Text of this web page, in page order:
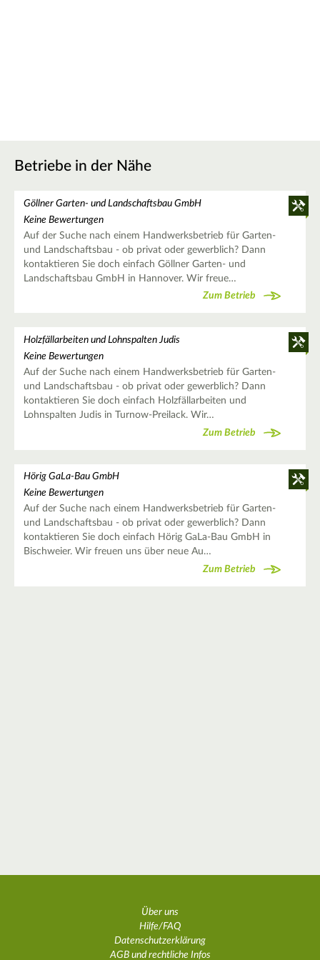
Betriebe in der Nähe
Göllner Garten- und Landschaftsbau GmbH
Keine Bewertungen
Auf der Suche nach einem Handwerksbetrieb für Garten-
und Landschaftsbau - ob privat oder gewerblich? Dann
kontaktieren Sie doch einfach Göllner Garten- und
Landschaftsbau GmbH in Hannover. Wir freue…
Zum Betrieb
Holzfällarbeiten und Lohnspalten Judis
Keine Bewertungen
Auf der Suche nach einem Handwerksbetrieb für Garten-
und Landschaftsbau - ob privat oder gewerblich? Dann
kontaktieren Sie doch einfach Holzfällarbeiten und
Lohnspalten Judis in Turnow-Preilack. Wir…
Zum Betrieb
Hörig GaLa-Bau GmbH
Keine Bewertungen
Auf der Suche nach einem Handwerksbetrieb für Garten-
und Landschaftsbau - ob privat oder gewerblich? Dann
kontaktieren Sie doch einfach Hörig GaLa-Bau GmbH in
Bischweier. Wir freuen uns über neue Au…
Zum Betrieb
Über uns
Hilfe/FAQ
Datenschutzerklärung
AGB und rechtliche Infos